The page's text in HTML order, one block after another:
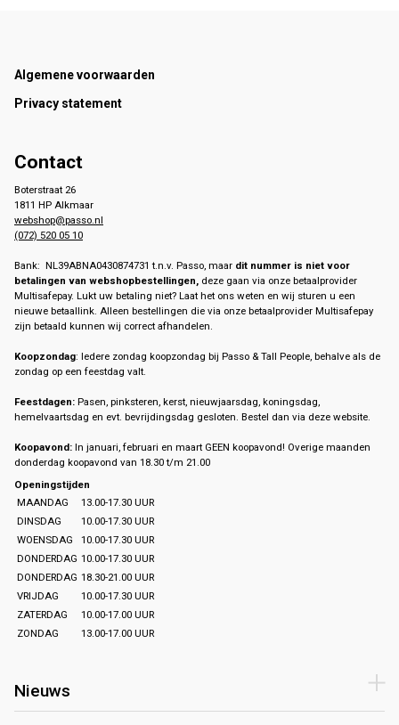
Footer
Algemene voorwaarden
Privacy statement
Contact
Boterstraat 26
1811 HP Alkmaar
webshop@passo.nl
(072) 520 05 10
Bank: NL39ABNA0430874731 t.n.v. Passo, maar dit nummer is niet voor
betalingen van webshopbestellingen, deze gaan via onze betaalprovider
Multisafepay. Lukt uw betaling niet? Laat het ons weten en wij sturen u een
nieuwe betaallink. Alleen bestellingen die via onze betaalprovider Multisafepay
zijn betaald kunnen wij correct afhandelen.
Koopzondag: Iedere zondag koopzondag bij Passo & Tall People, behalve als de
zondag op een feestdag valt.
Feestdagen: Pasen, pinksteren, kerst, nieuwjaarsdag, koningsdag,
hemelvaartsdag en evt. bevrijdingsdag gesloten. Bestel dan via deze website.
Koopavond: In januari, februari en maart GEEN koopavond! Overige maanden
donderdag koopavond van 18.30 t/m 21.00
Openingstijden
MAANDAG
13.00-17.30 UUR
DINSDAG
10.00-17.30 UUR
WOENSDAG
10.00-17.30 UUR
DONDERDAG 10.00-17.30 UUR
DONDERDAG 18.30-21.00 UUR
VRIJDAG
10.00-17.30 UUR
ZATERDAG
10.00-17.00 UUR
ZONDAG
13.00-17.00 UUR
Nieuws